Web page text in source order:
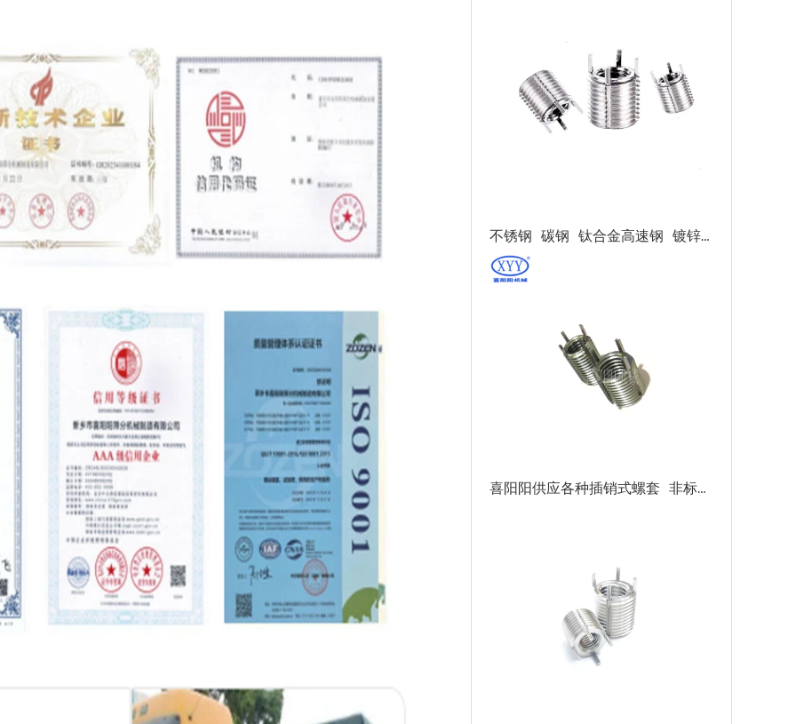
不锈钢 碳钢 钛合金高速钢 镀锌 磷化钝化 键锁式螺纹护套 轻型重型 插销螺套
喜阳阳供应各种插销式螺套 非标尺寸碳钢插销护套 带销锁紧螺牙套